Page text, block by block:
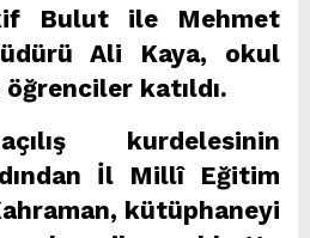
Bulut ile Mehmet
Ali Kaya, okul
katıldı.
kurdelesinin
İl Millî Eğitim
kütüphaneyi